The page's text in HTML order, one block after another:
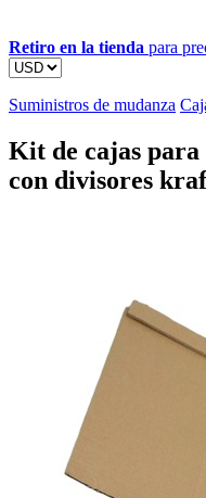
Retiro en la tienda para
Suministros de mudanza
Kit de cajas para
con divisores